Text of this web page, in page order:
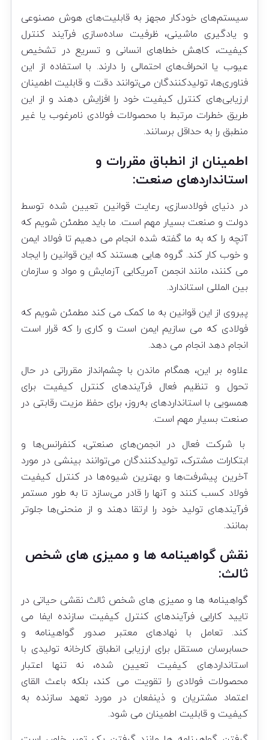
سیستم‌های خودکار مجهز به قابلیت‌های هوش مصنوعی
و یادگیری ماشینی، ظرفیت ساده‌سازی فرآیند کنترل
کیفیت، کاهش خطاهای انسانی و تسریع در تشخیص
عیوب یا انحراف‌های احتمالی را دارند. با استفاده از این
فناوری‌ها، تولیدکنندگان می‌توانند دقت و قابلیت اطمینان
ارزیابی‌های کنترل کیفیت خود را افزایش دهند و از این
طریق خطرات مرتبط با محصولات فولادی نامرغوب یا غیر
منطبق را به حداقل برسانند.
اطمینان از انطباق مقررات و
استانداردهای صنعت:
در دنیای فولادسازی، رعایت قوانین تعیین شده توسط
دولت و صنعت بسیار مهم است. ما باید مطمئن شویم که
آنچه را که به ما گفته شده انجام می دهیم تا فولاد ایمن
و خوب کار کند. گروه هایی هستند که این قوانین را ایجاد
می کنند، مانند انجمن آمریکایی آزمایش و مواد و سازمان
بین المللی استاندارد.
پیروی از این قوانین به ما کمک می کند مطمئن شویم که
فولادی که می سازیم ایمن است و کاری را که قرار است
انجام دهد انجام می دهد.
علاوه بر این، همگام ماندن با چشم‌انداز مقرراتی در حال
تحول و تنظیم فعال فرآیندهای کنترل کیفیت برای
همسویی با استانداردهای به‌روز، برای حفظ مزیت رقابتی در
صنعت بسیار مهم است.
با شرکت فعال در انجمن‌های صنعتی، کنفرانس‌ها و
ابتکارات مشترک، تولیدکنندگان می‌توانند بینشی در مورد
آخرین پیشرفت‌ها و بهترین شیوه‌ها در کنترل کیفیت
فولاد کسب کنند و آنها را قادر می‌سازد تا به طور مستمر
فرآیندهای تولید خود را ارتقا دهند و از منحنی‌ها جلوتر
بمانند.
نقش گواهینامه ها و ممیزی های شخص
ثالث:
گواهینامه ها و ممیزی های شخص ثالث نقشی حیاتی در
تایید کارایی فرآیندهای کنترل کیفیت سازنده ایفا می
کند. تعامل با نهادهای معتبر صدور گواهینامه و
حسابرسان مستقل برای ارزیابی انطباق کارخانه تولیدی با
استانداردهای کیفیت تعیین شده، نه تنها اعتبار
محصولات فولادی را تقویت می کند، بلکه باعث القای
اعتماد مشتریان و ذینفعان در مورد تعهد سازنده به
کیفیت و قابلیت اطمینان می شود.